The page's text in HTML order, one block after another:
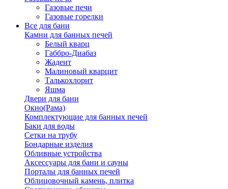
Газовые печи
Газовые горелки
Все для бани
Камни для банных печей
Белый кварц
Габбро-Диабаз
Жадеит
Малиновый кварцит
Талькохлорит
Яшма
Двери для бани
Окно(Рама)
Комплектующие для банных печей
Баки для воды
Сетки на трубу
Бондарные изделия
Обливные устройства
Аксессуары для бани и сауны
Порталы для банных печей
Облицовочный камень, плитка